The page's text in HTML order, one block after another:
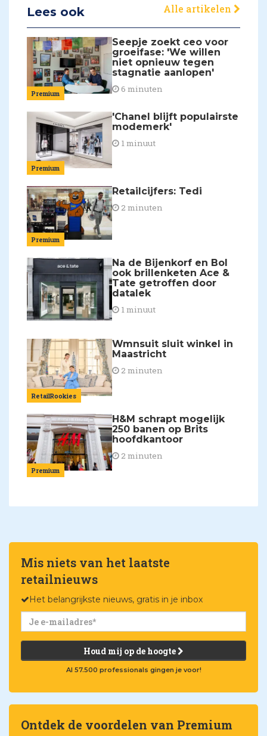
Lees ook Alle artikelen
Premium
Seepje zoekt ceo voor
groeifase: 'We willen
niet opnieuw tegen
stagnatie aanlopen'
6 minuten
Premium
'Chanel blijft populairste
modemerk'
1 minuut
Premium
Retailcijfers: Tedi
2 minuten
Na de Bijenkorf en Bol
ook brillenketen Ace &
Tate getroffen door
datalek
1 minuut
RetailRookies
Wmnsuit sluit winkel in
Maastricht
2 minuten
Premium
H&M schrapt mogelijk
250 banen op Brits
hoofdkantoor
2 minuten
Mis niets van het laatste
retailnieuws
Het belangrijkste nieuws, gratis in je inbox
Houd mij op de hoogte
Al 57.500 professionals gingen je voor!
Ontdek de voordelen van Premium